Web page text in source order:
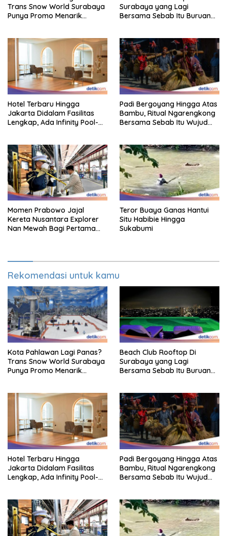
Trans Snow World Surabaya
Punya Promo Menarik
Surabaya yang Lagi
Bersama Sebab Itu Buruan
Hotel Terbaru Hingga
Jakarta Didalam Fasilitas
Lengkap, Ada Infinity Pool-
Padi Bergoyang Hingga Atas
Bambu, Ritual Ngarengkong
Bersama Sebab Itu Wujud
Momen Prabowo Jajal
Kereta Nusantara Explorer
Nan Mewah Bagi Pertama
Teror Buaya Ganas Hantui
Situ Habibie Hingga
Sukabumi
Rekomendasi untuk kamu
Kota Pahlawan Lagi Panas?
Trans Snow World Surabaya
Punya Promo Menarik
Beach Club Rooftop Di
Surabaya yang Lagi
Bersama Sebab Itu Buruan
Hotel Terbaru Hingga
Jakarta Didalam Fasilitas
Lengkap, Ada Infinity Pool-
Padi Bergoyang Hingga Atas
Bambu, Ritual Ngarengkong
Bersama Sebab Itu Wujud